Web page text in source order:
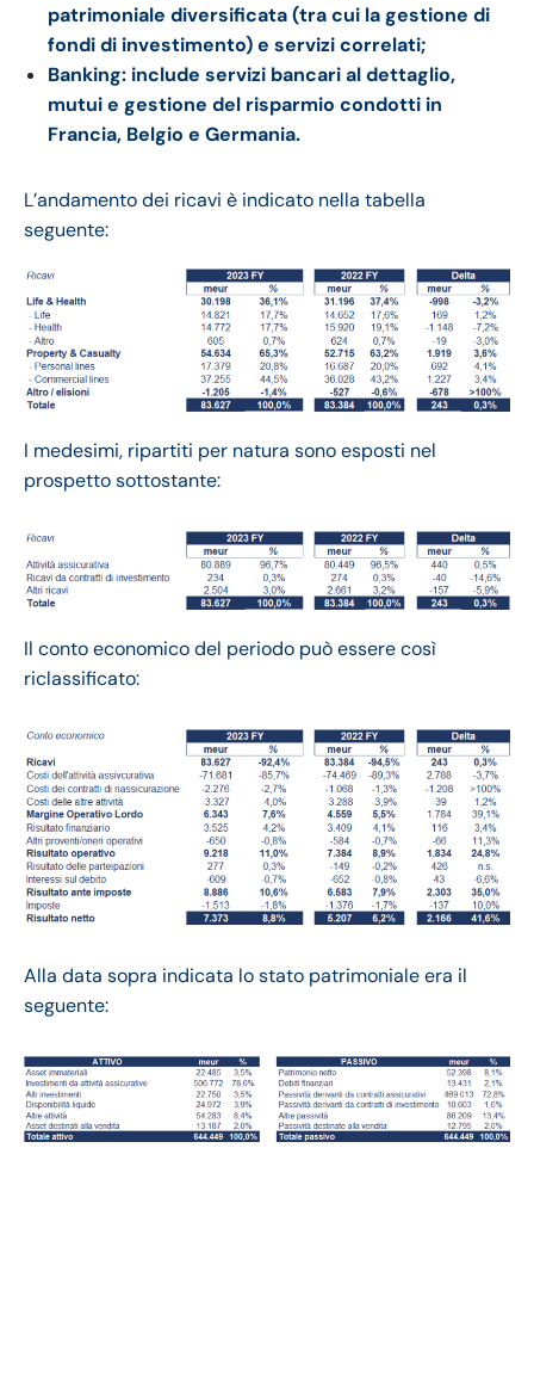
patrimoniale diversificata (tra cui la gestione di
fondi di investimento) e servizi correlati;
Banking: include servizi bancari al dettaglio,
mutui e gestione del risparmio condotti in
Francia, Belgio e Germania.
L’andamento dei ricavi è indicato nella tabella
seguente:
I medesimi, ripartiti per natura sono esposti nel
prospetto sottostante:
Il conto economico del periodo può essere così
riclassificato:
Alla data sopra indicata lo stato patrimoniale era il
seguente: